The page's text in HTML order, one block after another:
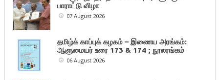
பாராட்டு விழா
07 August 2026
தமிழ்க் காப்புக் கழகம் – இணைய அரங்கம்:
ஆளுமையர் உரை 173 & 174 ; நூலரங்கம்
06 August 2026